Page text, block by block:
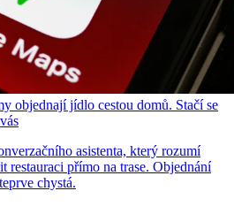
objednají jídlo cestou domů. Stačí se
asistenta, který rozumí
restauraci přímo na trase. Objednání
chystá.